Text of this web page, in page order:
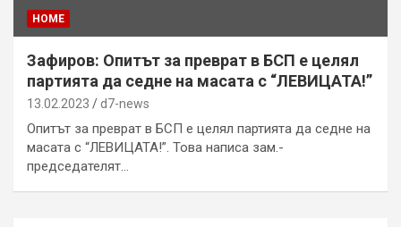
HOME
Зафиров: Опитът за преврат в БСП е целял
партията да седне на масата с “ЛЕВИЦАТА!”
13.02.2023 d7-news
Опитът за преврат в БСП е целял партията да седне на
масата с “ЛЕВИЦАТА!”. Това написа зам.-
председателят…